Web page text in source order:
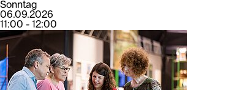
Sonntag
06.09.2026
11:00 - 12:00